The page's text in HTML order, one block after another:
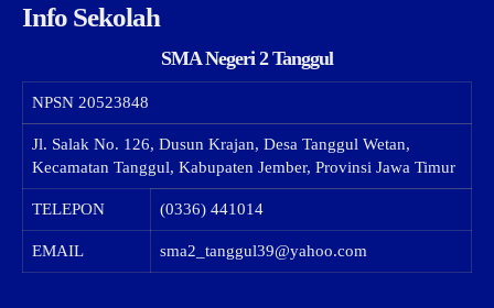
Info Sekolah
SMA Negeri 2 Tanggul
NPSN 20523848
Jl. Salak No. 126, Dusun Krajan, Desa Tanggul Wetan,
Kecamatan Tanggul, Kabupaten Jember, Provinsi Jawa Timur
TELEPON (0336) 441014
EMAIL sma2_tanggul39@yahoo.com